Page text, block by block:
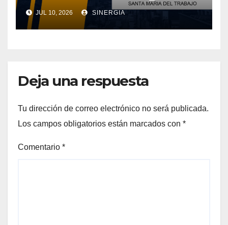
JUL 10, 2026 SINERGIA
Deja una respuesta
Tu dirección de correo electrónico no será publicada.
Los campos obligatorios están marcados con *
Comentario *